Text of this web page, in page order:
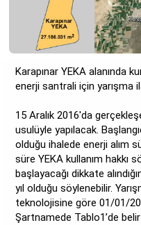
Karapınar YEKA alanında
enerji santrali için yarışma
15 Aralık 2016'da
usulüyle yapılacak.
olduğu ihalede enerji alım
süre YEKA kullanım hakkı
başlayacağı dikkate
yıl olduğu söylenebilir.
teknolojisine göre 01/01/
Şartnamede Tablo1’de